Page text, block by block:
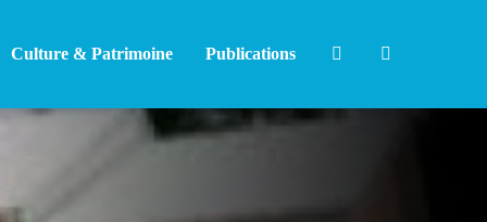
Culture & Patrimoine Publications